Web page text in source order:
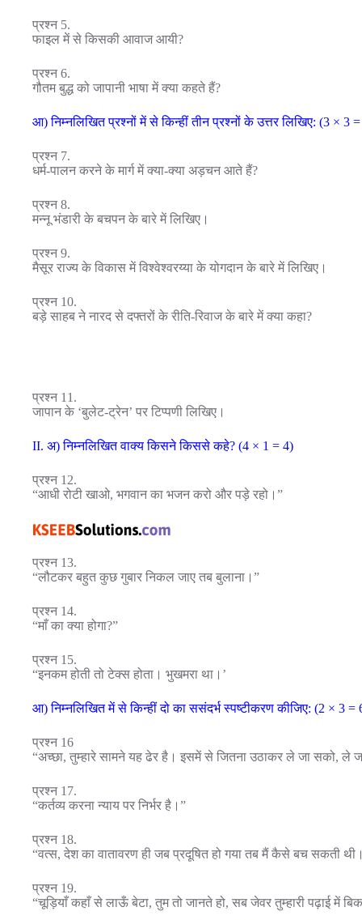
प्रश्न 5.
फाइल में से किसकी आवाज आयी?
प्रश्न 6.
गौतम बुद्ध को जापानी भाषा में क्या कहते हैं?
आ) निम्नलिखित प्रश्नों में से किन्हीं तीन प्रश्नों के उत्तर लिखिए: (3 × 3
प्रश्न 7.
धर्म-पालन करने के मार्ग में क्या-क्या अड़चन आते हैं?
प्रश्न 8.
मन्नू भंडारी के बचपन के बारे में लिखिए।
प्रश्न 9.
मैसूर राज्य के विकास में विश्वेश्वरय्या के योगदान के बारे में लिखिए।
प्रश्न 10.
बड़े साहब ने नारद से दफ्तरों के रीति-रिवाज के बारे में क्या कहा?
प्रश्न 11.
जापान के ‘बुलेट-ट्रेन’ पर टिप्पणी लिखिए।
II. अ) निम्नलिखित वाक्य किसने किससे कहे? (4 × 1 = 4)
प्रश्न 12.
“आधी रोटी खाओ, भगवान का भजन करो और पड़े रहो।”
प्रश्न 13.
“लौटकर बहुत कुछ गुबार निकल जाए तब बुलाना।”
प्रश्न 14.
“माँ का क्या होगा?”
प्रश्न 15.
“इनकम होती तो टेक्स होता। भुखमरा था।’
आ) निम्नलिखित में से किन्हीं दो का ससंदर्भ स्पष्टीकरण कीजिए: (2 × 3 =
प्रश्न 16
“अच्छा, तुम्हारे सामने यह ढेर है। इसमें से जितना उठाकर ले जा सको, ले
प्रश्न 17.
“कर्तव्य करना न्याय पर निर्भर है।”
प्रश्न 18.
“वत्स, देश का वातावरण ही जब प्रदूषित हो गया तब मैं कैसे बच सकती
प्रश्न 19.
“चूड़ियाँ कहाँ से लाऊँ बेटा, तुम तो जानते हो, सब जेवर तुम्हारी पढ़ाई में